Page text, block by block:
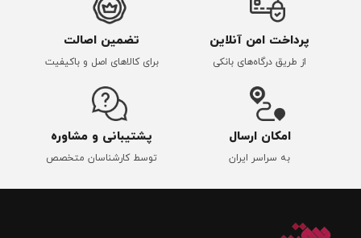
پرداخت امن آنلاین
از طریق درگاه‌های بانکی
تضمین اصالت
برای کالاهای اصل و باکیفیت
امکان ارسال
به سراسر ایران
پشتیبانی و مشاوره
توسط کارشناسان متخصص